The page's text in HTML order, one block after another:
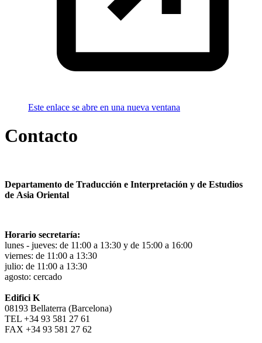
Este enlace se abre en una nueva ventana
Contacto
Departamento de Traducción e Interpretación y de Estudios
de Asia Oriental
Horario secretaría:
lunes - jueves: de 11:00 a 13:30 y de 15:00 a 16:00
viernes: de 11:00 a 13:30
julio: de 11:00 a 13:30
agosto: cercado
Edifici K
08193 Bellaterra (Barcelona)
TEL +34 93 581 27 61
FAX +34 93 581 27 62